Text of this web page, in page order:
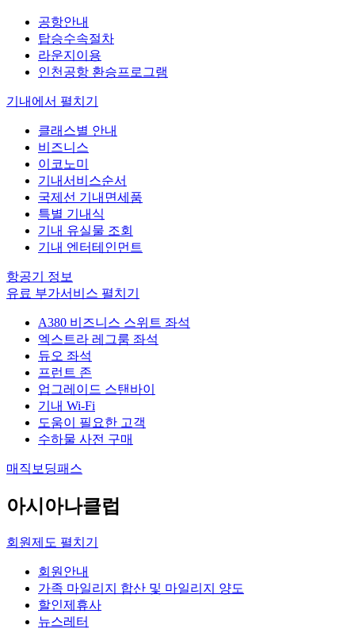
공항안내
탑승수속절차
라운지이용
인천공항 환승프로그램
기내에서 펼치기
클래스별 안내
비즈니스
이코노미
기내서비스순서
국제선 기내면세품
특별 기내식
기내 유실물 조회
기내 엔터테인먼트
항공기 정보
유료 부가서비스 펼치기
A380 비즈니스 스위트 좌석
엑스트라 레그룸 좌석
듀오 좌석
프런트 존
업그레이드 스탠바이
기내 Wi-Fi
도움이 필요한 고객
수하물 사전 구매
매직보딩패스
아시아나클럽
회원제도 펼치기
회원안내
가족 마일리지 합산 및 마일리지 양도
할인제휴사
뉴스레터